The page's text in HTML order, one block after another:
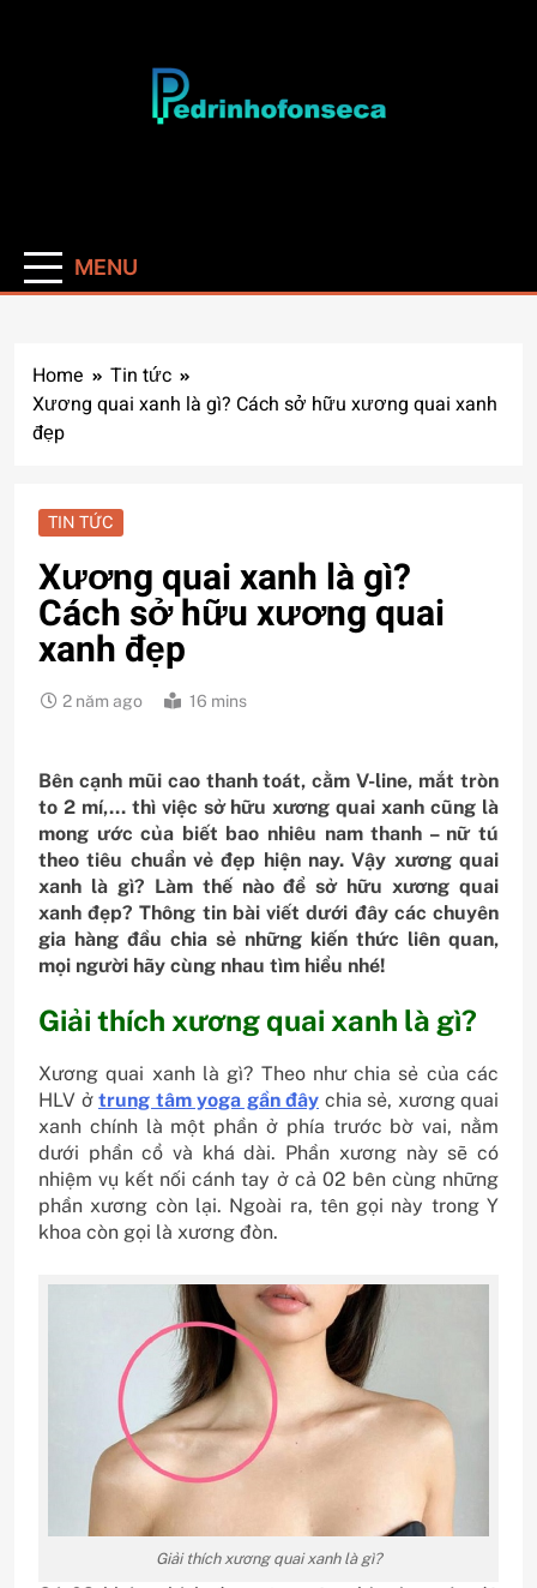
MENU
Home
Tin tức
Xương quai xanh là gì? Cách sở hữu xương quai xanh
đẹp
TIN TỨC
Xương quai xanh là gì?
Cách sở hữu xương quai
xanh đẹp
2 năm ago 16 mins
Bên cạnh mũi cao thanh toát, cằm V-line, mắt tròn
to 2 mí,… thì việc sở hữu xương quai xanh cũng là
mong ước của biết bao nhiêu nam thanh – nữ tú
theo tiêu chuẩn vẻ đẹp hiện nay. Vậy xương quai
xanh là gì? Làm thế nào để sở hữu xương quai
xanh đẹp? Thông tin bài viết dưới đây các chuyên
gia hàng đầu chia sẻ những kiến thức liên quan,
mọi người hãy cùng nhau tìm hiểu nhé!
Giải thích xương quai xanh là gì?
Xương quai xanh là gì? Theo như chia sẻ của các
HLV ở trung tâm yoga gần đây chia sẻ, xương quai
xanh chính là một phần ở phía trước bờ vai, nằm
dưới phần cổ và khá dài. Phần xương này sẽ có
nhiệm vụ kết nối cánh tay ở cả 02 bên cùng những
phần xương còn lại. Ngoài ra, tên gọi này trong Y
khoa còn gọi là xương đòn.
Giải thích xương quai xanh là gì?